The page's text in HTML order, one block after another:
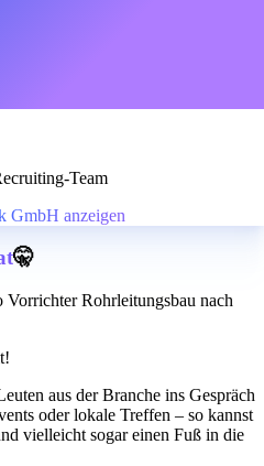
Team
GmbH anzeigen
🤫
Rohrleitungsbau nach
aus der Branche ins Gespräch
oder lokale Treffen – so kannst
vielleicht sogar einen Fuß in die